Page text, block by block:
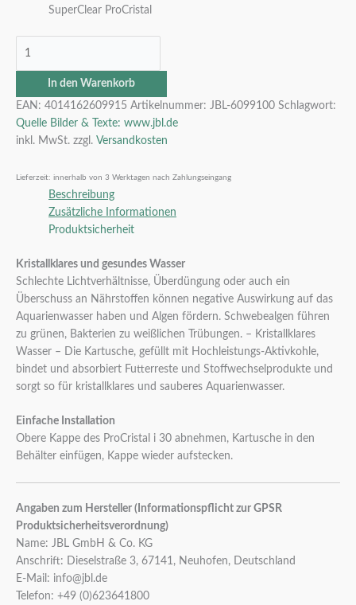
SuperClear ProCristal
In den Warenkorb
EAN: 4014162609915 Artikelnummer: JBL-6099100 Schlagwort:
Quelle Bilder & Texte: www.jbl.de
inkl. MwSt. zzgl. Versandkosten
Lieferzeit: innerhalb von 3 Werktagen nach Zahlungseingang
Beschreibung
Zusätzliche Informationen
Produktsicherheit
Kristallklares und gesundes Wasser
Schlechte Lichtverhältnisse, Überdüngung oder auch ein
Überschuss an Nährstoffen können negative Auswirkung auf das
Aquarienwasser haben und Algen fördern. Schwebealgen führen
zu grünen, Bakterien zu weißlichen Trübungen. – Kristallklares
Wasser – Die Kartusche, gefüllt mit Hochleistungs-Aktivkohle,
bindet und absorbiert Futterreste und Stoffwechselprodukte und
sorgt so für kristallklares und sauberes Aquarienwasser.
Einfache Installation
Obere Kappe des ProCristal i 30 abnehmen, Kartusche in den
Behälter einfügen, Kappe wieder aufstecken.
Angaben zum Hersteller (Informationspflicht zur GPSR
Produktsicherheitsverordnung)
Name: JBL GmbH & Co. KG
Anschrift: Dieselstraße 3, 67141, Neuhofen, Deutschland
E-Mail: info@jbl.de
Telefon: +49 (0)623641800